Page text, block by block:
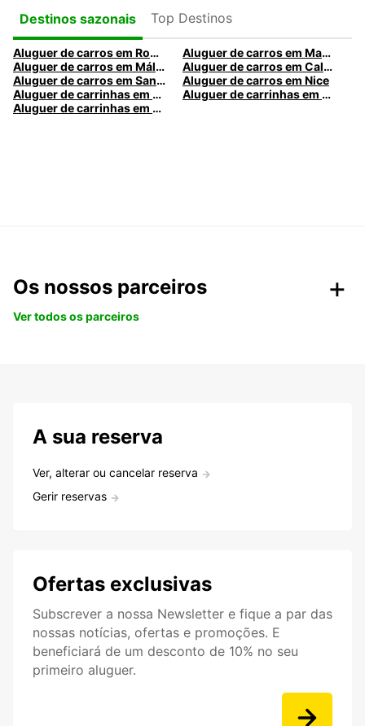
Destinos sazonais
Top Destinos
Aluguer de carros em Roma
Aluguer de carros em Madrid
Aluguer de carros em Málaga
Aluguer de carros em Caldas da Rainha
Aluguer de carros em Santa Maria da Feira
Aluguer de carros em Nice
Aluguer de carrinhas em Nice
Aluguer de carrinhas em Santa Maria da Feira
Aluguer de carrinhas em Caldas da Rainha
Os nossos parceiros
Ver todos os parceiros
A sua reserva
Ver, alterar ou cancelar reserva
Gerir reservas
Ofertas exclusivas
Subscrever a nossa Newsletter e fique a par das
nossas notícias, ofertas e promoções. E
beneficiará de um desconto de 10% no seu
primeiro aluguer.